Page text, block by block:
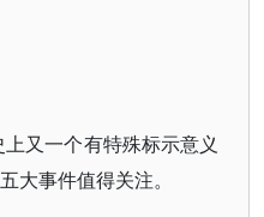
又一个有特殊标示意义
大事件值得关注。